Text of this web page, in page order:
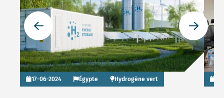
17-06-2024 Égypte Hydrogène vert
Go to
Go to previous slide